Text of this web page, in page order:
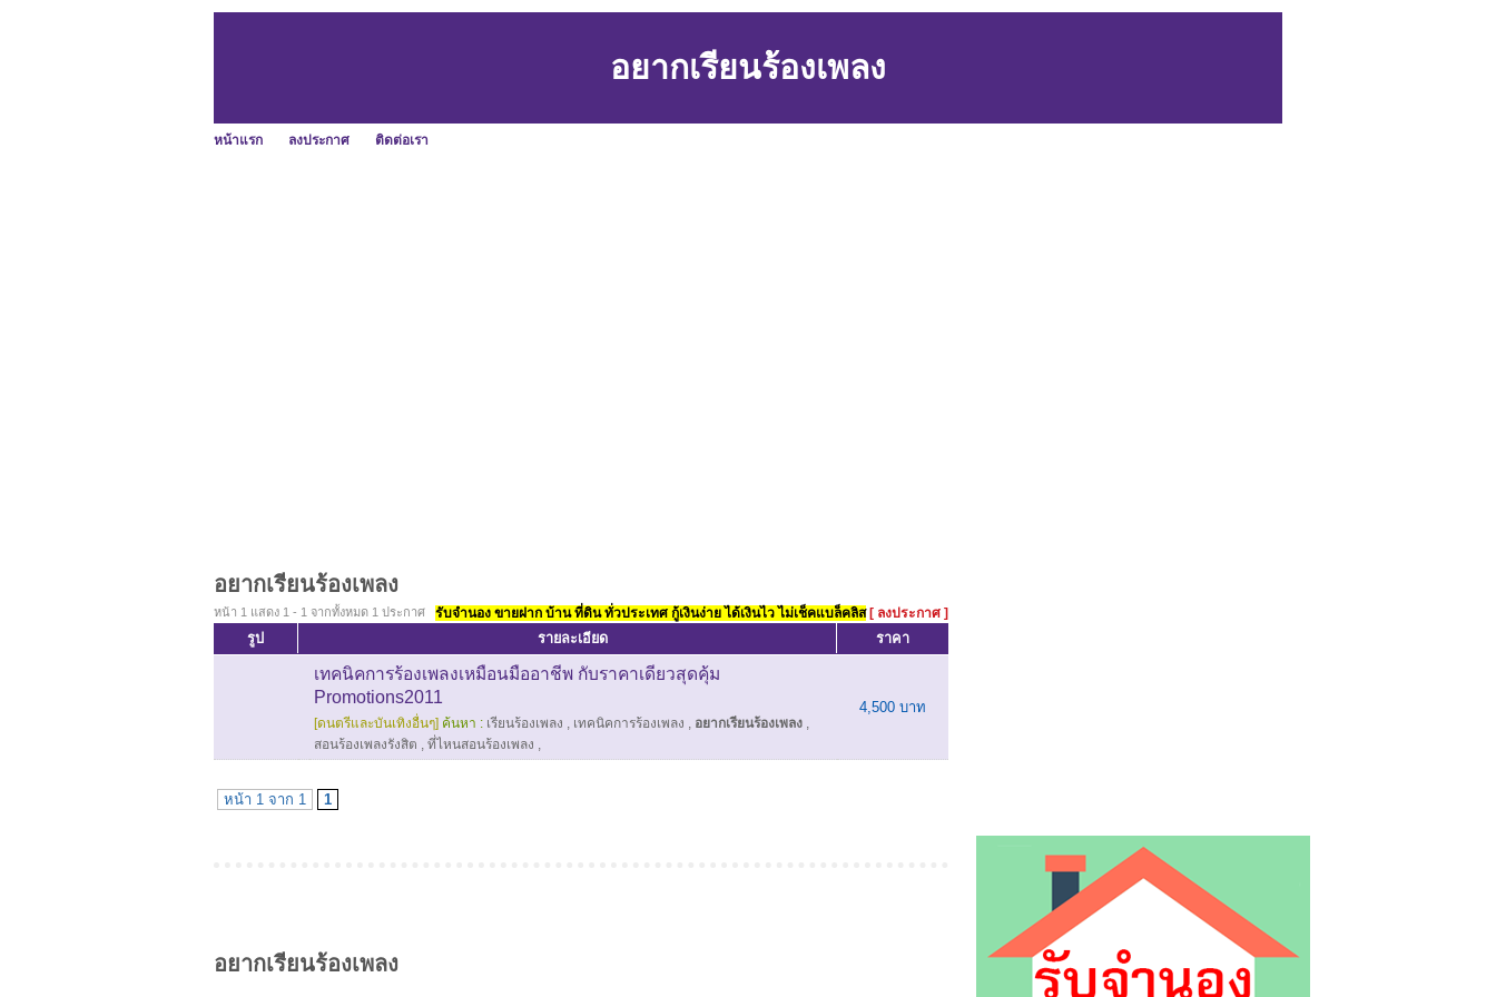
อยากเรียนร้องเพลง
หน้าแรก ลงประกาศ ติดต่อเรา
อยากเรียนร้องเพลง
หน้า 1 แสดง 1 - 1 จากทั้งหมด 1 ประกาศ รับจำนอง ขายฝาก บ้าน ที่ดิน ทั่วประเทศ กู้เงินง่าย ได้เงินไว ไม่เช็คแบล็คลิส [ ลงประกาศ ]
รูป รายละเอียด ราคา
เทคนิคการร้องเพลงเหมือนมืออาชีพ กับราคาเดียวสุดคุ้ม
Promotions2011
[ดนตรีและบันเทิงอื่นๆ] ค้นหา : เรียนร้องเพลง , เทคนิคการร้องเพลง , อยากเรียนร้องเพลง ,
สอนร้องเพลงรังสิต , ที่ไหนสอนร้องเพลง ,
4,500 บาท
หน้า 1 จาก 1 1
อยากเรียนร้องเพลง